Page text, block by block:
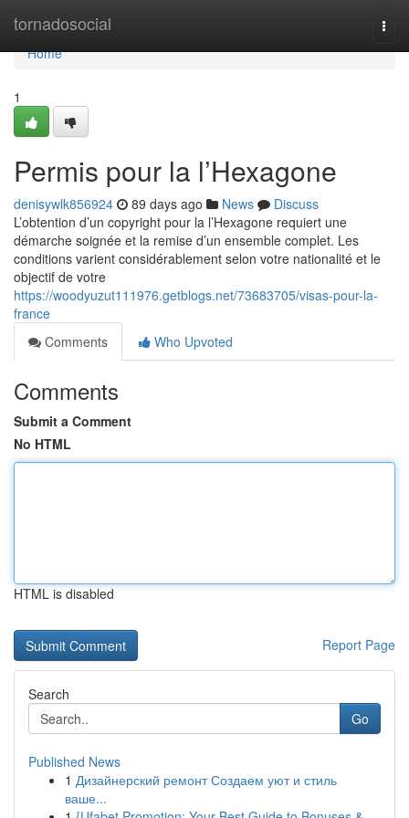
tornadosocial
Home
Home
1
Permis pour la l’Hexagone
denisywlk856924 89 days ago News
Discuss
L’obtention d’un copyright pour la l’Hexagone requiert une
démarche soignée et la remise d’un ensemble complet. Les
conditions varient considérablement selon votre nationalité et le
objectif de votre
https://woodyuzut111976.getblogs.net/73683705/visas-pour-la-
france
Comments
Who Upvoted
Comments
Submit a Comment
No HTML
HTML is disabled
Report Page
Search
Go
Published News
1 Дизайнерский ремонт Создаем уют и стиль
ваше...